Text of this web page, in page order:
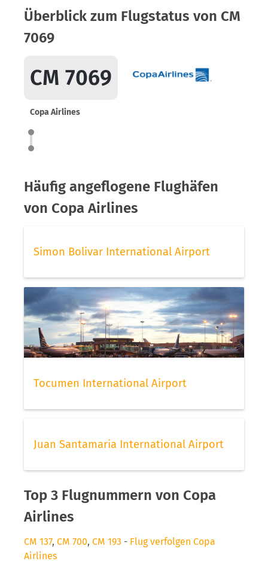
Überblick zum Flugstatus von CM
7069
CM 7069
Copa Airlines
Häufig angeflogene Flughäfen
von Copa Airlines
Simon Bolivar International Airport
Tocumen International Airport
Juan Santamaria International Airport
Top 3 Flugnummern von Copa
Airlines
CM 137, CM 700, CM 193 - Flug verfolgen Copa
Airlines